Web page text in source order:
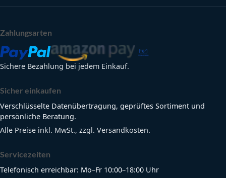
Zahlungsarten
Sichere Bezahlung bei jedem Einkauf.
Sicher einkaufen
Verschlüsselte Datenübertragung, geprüftes Sortiment und
persönliche Beratung.
Alle Preise inkl. MwSt., zzgl. Versandkosten.
Servicezeiten
Telefonisch erreichbar: Mo–Fr 10:00–18:00 Uhr